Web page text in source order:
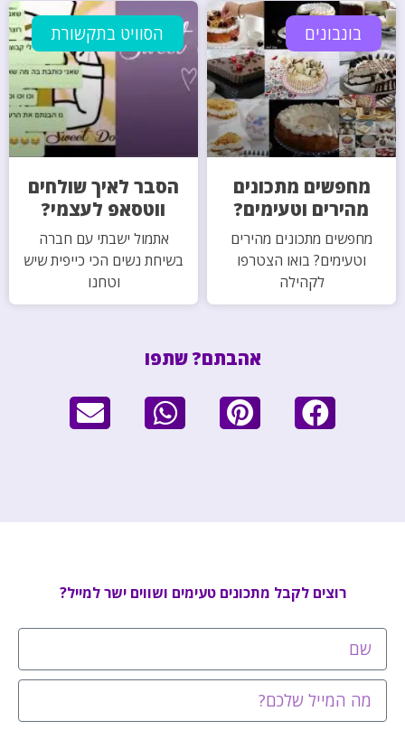
בונבונים
מחפשים מתכונים
מהירים וטעימים?
מחפשים מתכונים מהירים
וטעימים? בואו הצטרפו
לקהילה
הסוויט בתקשורת
הסבר לאיך שולחים
ווטסאפ לעצמי?
אתמול ישבתי עם חברה
בשיחת נשים הכי כייפית שיש
וטחנו
אהבתם? שתפו
רוצים לקבל מתכונים טעימים ושווים ישר למייל?